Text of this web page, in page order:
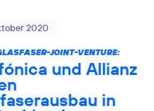
2020
JOINT-VENTURE:
und Allianz
in